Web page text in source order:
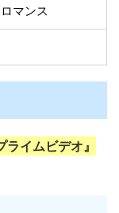
マンス
イムビデオ』